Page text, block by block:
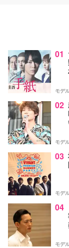
01
モデ
02
モデ
03
モデ
04
モデ